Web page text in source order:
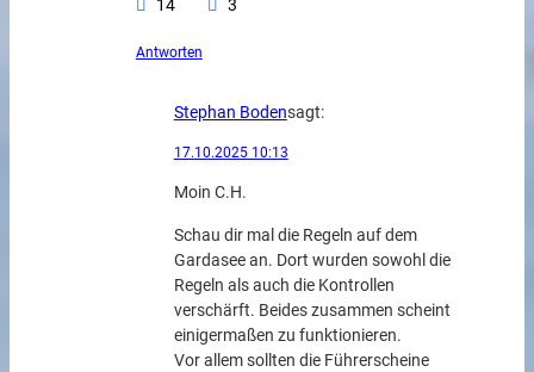
14 3
Antworten
Stephan Bodensagt:
17.10.2025 10:13
Moin C.H.
Schau dir mal die Regeln auf dem
Gardasee an. Dort wurden sowohl die
Regeln als auch die Kontrollen
verschärft. Beides zusammen scheint
einigermaßen zu funktionieren.
Vor allem sollten die Führerscheine